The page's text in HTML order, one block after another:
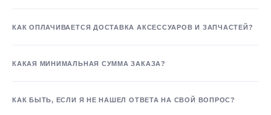
КАК ОПЛАЧИВАЕТСЯ ДОСТАВКА АКСЕССУАРОВ И ЗАПЧАСТЕЙ?
КАКАЯ МИНИМАЛЬНАЯ СУММА ЗАКАЗА?
КАК БЫТЬ, ЕСЛИ Я НЕ НАШЕЛ ОТВЕТА НА СВОЙ ВОПРОС?